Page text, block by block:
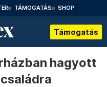
TÁMOGATÁS SHOP
Támogatás
hagyott